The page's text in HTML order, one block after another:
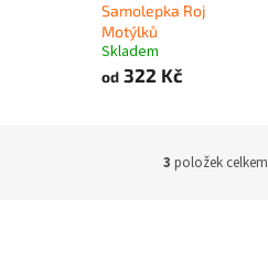
Samolepka Roj
Motýlků
Skladem
od322 Kč
3 položek celkem